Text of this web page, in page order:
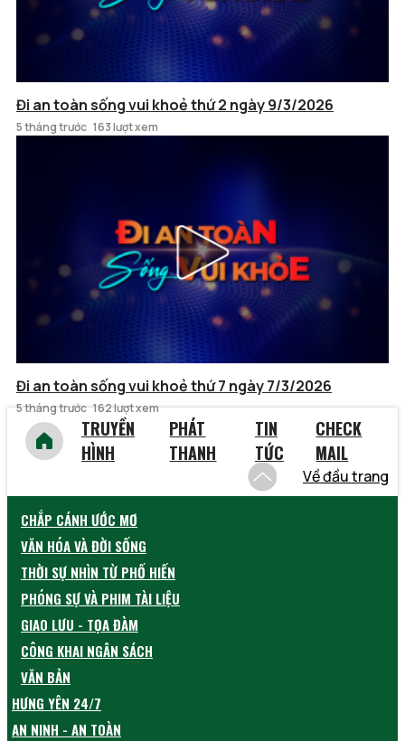
Đi an toàn sống vui khoẻ thứ 2 ngày 9/3/2026
5 tháng trước 163 lượt xem
Đi an toàn sống vui khoẻ thứ 7 ngày 7/3/2026
5 tháng trước 162 lượt xem
TRUYỀN
HÌNH
PHÁT
THANH
TIN
TỨC
CHECK
MAIL
Về đầu trang
CHẮP CÁNH ƯỚC MƠ
VĂN HÓA VÀ ĐỜI SỐNG
THỜI SỰ NHÌN TỪ PHỐ HIẾN
PHÓNG SỰ VÀ PHIM TÀI LIỆU
GIAO LƯU - TỌA ĐÀM
CÔNG KHAI NGÂN SÁCH
VĂN BẢN
HƯNG YÊN 24/7
AN NINH - AN TOÀN